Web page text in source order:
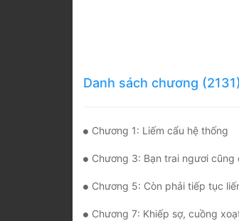
Danh sách chương (2131)
Chương 1: Liếm cẩu hệ thống
Chương 3: Bạn trai ngươi cũng
Chương 5: Còn phải tiếp tục
Chương 7: Khiếp sợ, cuồng